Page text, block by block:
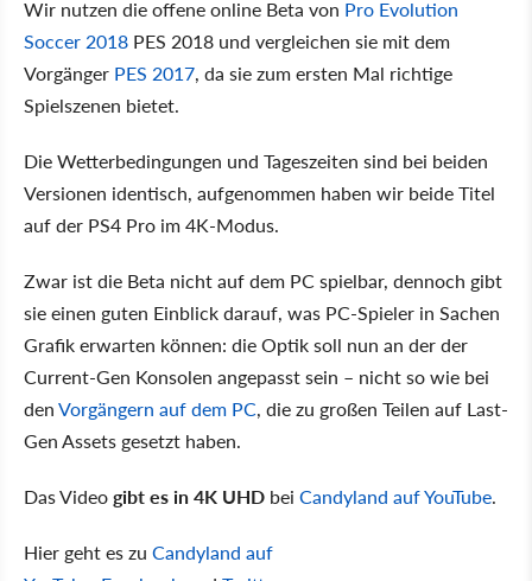
Wir nutzen die offene online Beta von Pro Evolution
Soccer 2018 PES 2018 und vergleichen sie mit dem
Vorgänger PES 2017, da sie zum ersten Mal richtige
Spielszenen bietet.
Die Wetterbedingungen und Tageszeiten sind bei beiden
Versionen identisch, aufgenommen haben wir beide Titel
auf der PS4 Pro im 4K-Modus.
Zwar ist die Beta nicht auf dem PC spielbar, dennoch gibt
sie einen guten Einblick darauf, was PC-Spieler in Sachen
Grafik erwarten können: die Optik soll nun an der der
Current-Gen Konsolen angepasst sein – nicht so wie bei
denVorgängern auf dem PC, die zu großen Teilen auf Last-
Gen Assets gesetzt haben.
Das Videogibt es in 4K UHD bei Candyland auf YouTube.
Hier geht es zu Candyland auf